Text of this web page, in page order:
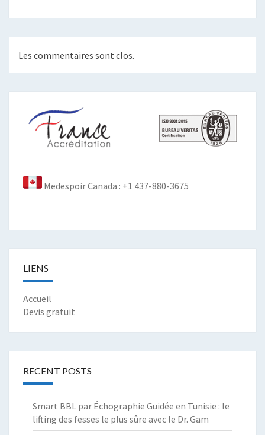
Les commentaires sont clos.
Medespoir Canada : +1 437-880-3675
LIENS
Accueil
Devis gratuit
RECENT POSTS
Smart BBL par Échographie Guidée en Tunisie : le
lifting des fesses le plus sûre avec le Dr. Gam